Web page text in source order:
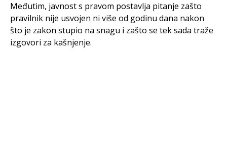
Međutim, javnost s pravom postavlja pitanje zašto
pravilnik nije usvojen ni više od godinu dana nakon
što je zakon stupio na snagu i zašto se tek sada traže
izgovori za kašnjenje.